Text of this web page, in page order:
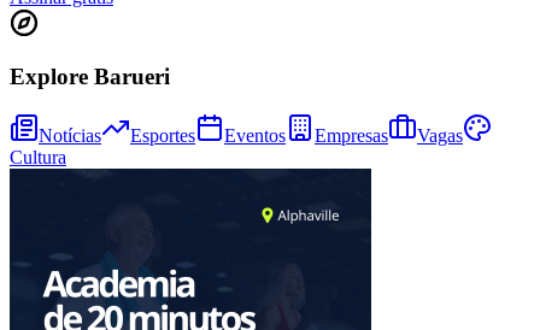
Athletico-PR
Explore Barueri
Notícias Esportes Eventos Empresas
Vagas
Cultura